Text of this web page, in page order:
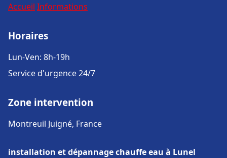
Accueil Informations
Horaires
Lun-Ven: 8h-19h
Service d'urgence 24/7
Zone intervention
Montreuil Juigné, France
installation et dépannage chauffe eau à Lunel